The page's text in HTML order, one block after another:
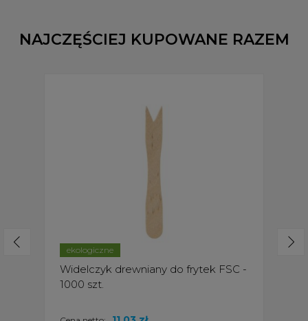
NAJCZĘŚCIEJ KUPOWANE RAZEM
ekologiczne
Widelczyk drewniany do frytek FSC -
1000 szt.